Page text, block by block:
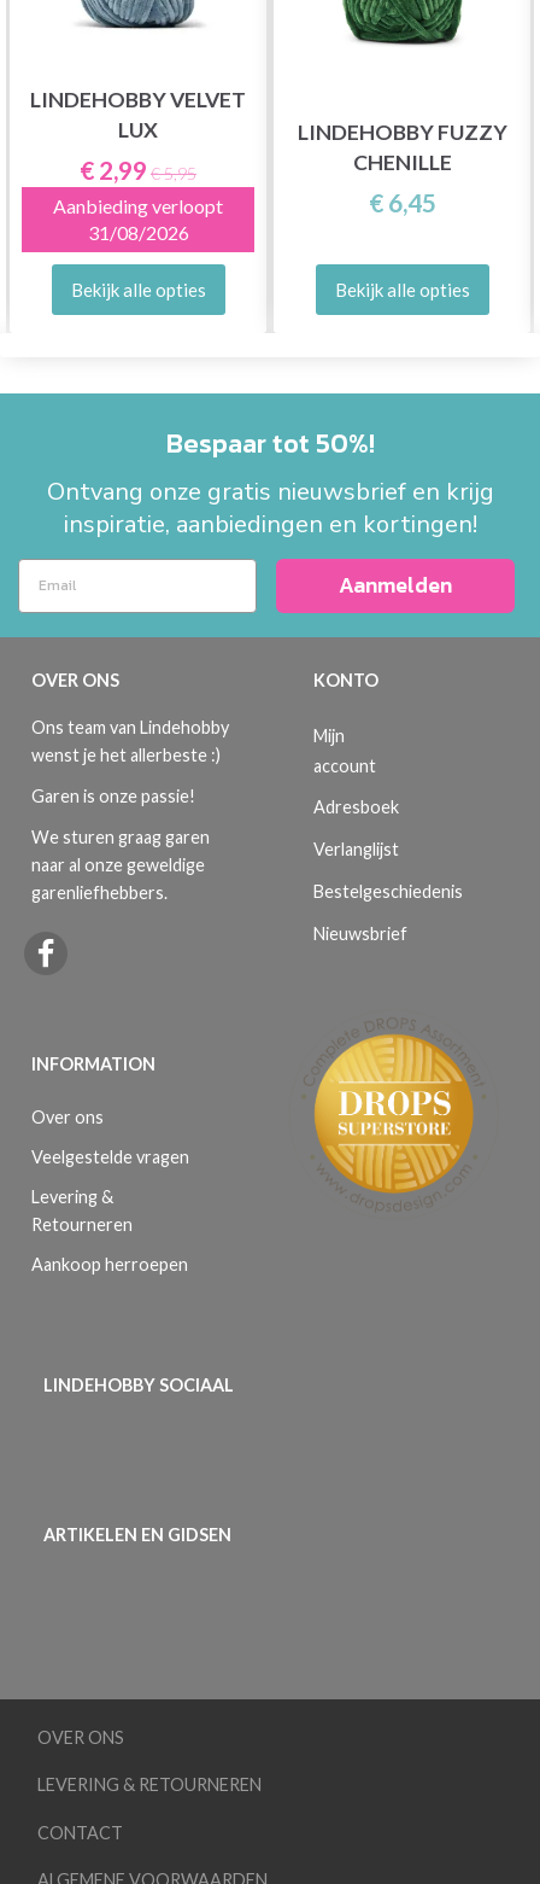
LINDEHOBBY VELVET
LUX
€ 2,99 € 5,95
Aanbieding verloopt
31/08/2026
Bekijk alle opties
LINDEHOBBY FUZZY
CHENILLE
€ 6,45
Bekijk alle opties
Bespaar tot 50%!
Ontvang onze gratis nieuwsbrief en krijg
inspiratie, aanbiedingen en kortingen!
Aanmelden
OVER ONS
Ons team van Lindehobby
wenst je het allerbeste :)
Garen is onze passie!
We sturen graag garen
naar al onze geweldige
garenliefhebbers.
INFORMATION
Over ons
Veelgestelde vragen
Levering &
Retourneren
Aankoop herroepen
KONTO
Mijn
account
Adresboek
Verlanglijst
Bestelgeschiedenis
Nieuwsbrief
LINDEHOBBY SOCIAAL
ARTIKELEN EN GIDSEN
OVER ONS
LEVERING & RETOURNEREN
CONTACT